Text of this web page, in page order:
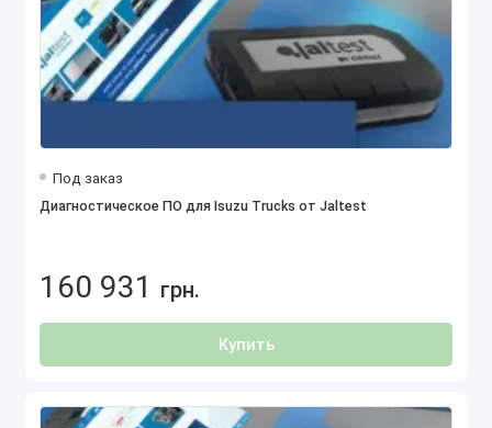
Под заказ
Диагностическое ПО для Isuzu Trucks от Jaltest
160 931 грн.
Купить